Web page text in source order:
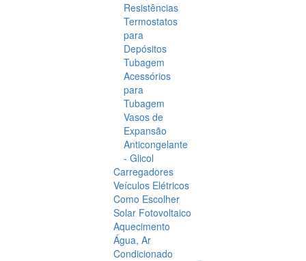
Resistências
Termostatos
para
Depósitos
Tubagem
Acessórios
para
Tubagem
Vasos de
Expansão
Anticongelante
- Glicol
Carregadores
Veículos Elétricos
Como Escolher
Solar Fotovoltaico
Aquecimento
Água, Ar
Condicionado